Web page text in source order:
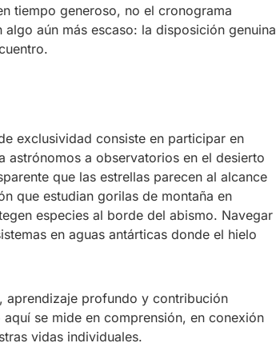
tiempo generoso, no el cronograma
aún más escaso: la disposición genuina
exclusividad consiste en participar en
astrónomos a observatorios en el desierto
que las estrellas parecen al alcance
que estudian gorilas de montaña en
especies al borde del abismo. Navegar
en aguas antárticas donde el hielo
aprendizaje profundo y contribución
se mide en comprensión, en conexión
vidas individuales.